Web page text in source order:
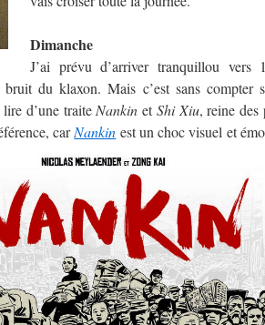
Dimanche
J’ai prévu d’arriver tranquillou vers
du klaxon. Mais c’est sans compter
d’une traite Nankin etShi Xiu, reine des
carNankin est un choc visuel et